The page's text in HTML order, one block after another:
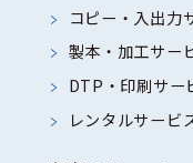
コピー・入出力
製本・加工サー
DTP・印刷サー
レンタルサービ